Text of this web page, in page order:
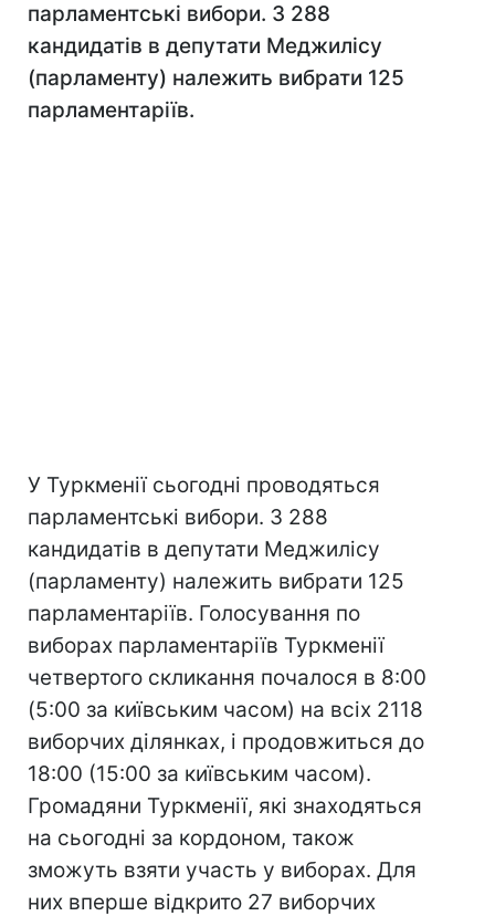
парламентські вибори. З 288
кандидатів в депутати Меджилісу
(парламенту) належить вибрати 125
парламентаріїв.
У Туркменії сьогодні проводяться
парламентські вибори. З 288
кандидатів в депутати Меджилісу
(парламенту) належить вибрати 125
парламентаріїв. Голосування по
виборах парламентаріїв Туркменії
четвертого скликання почалося в 8:00
(5:00 за київським часом) на всіх 2118
виборчих ділянках, і продовжиться до
18:00 (15:00 за київським часом).
Громадяни Туркменії, які знаходяться
на сьогодні за кордоном, також
зможуть взяти участь у виборах. Для
них вперше відкрито 27 виборчих